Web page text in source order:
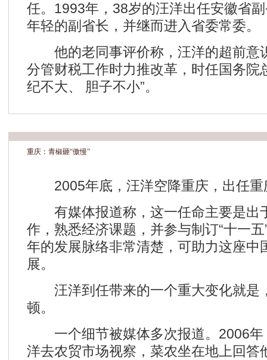
任。1993年，38岁的汪洋出任安徽省
年轻的副省长，并继而进入省委常委。
他的老同事评价称，汪洋的超前意
分管财税工作时力推改革，时任国务院
纪不大、 胆子不小”。
重庆：青椒砸“傲慢”
2005年底，汪洋空降重庆，出任重
有媒体报道称，这一任命主要是出
作，熟悉经济课题，并参与制订“十一
年的发展脉络非常清楚，可助力这座中
展。
汪洋到任带来的一个重大变化就是
顿。
一个细节被媒体多次报道。2006年
洋去农贸市场视察，菜农坐在地上回答